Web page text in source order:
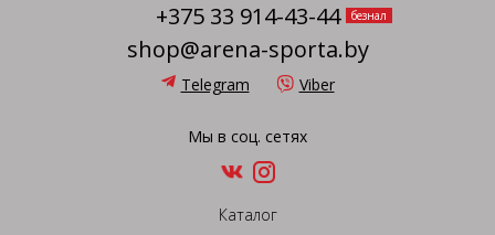
+375 33 914-43-44
безнал
shop@arena-sporta.by
Telegram Viber
Мы в соц. сетях
Каталог